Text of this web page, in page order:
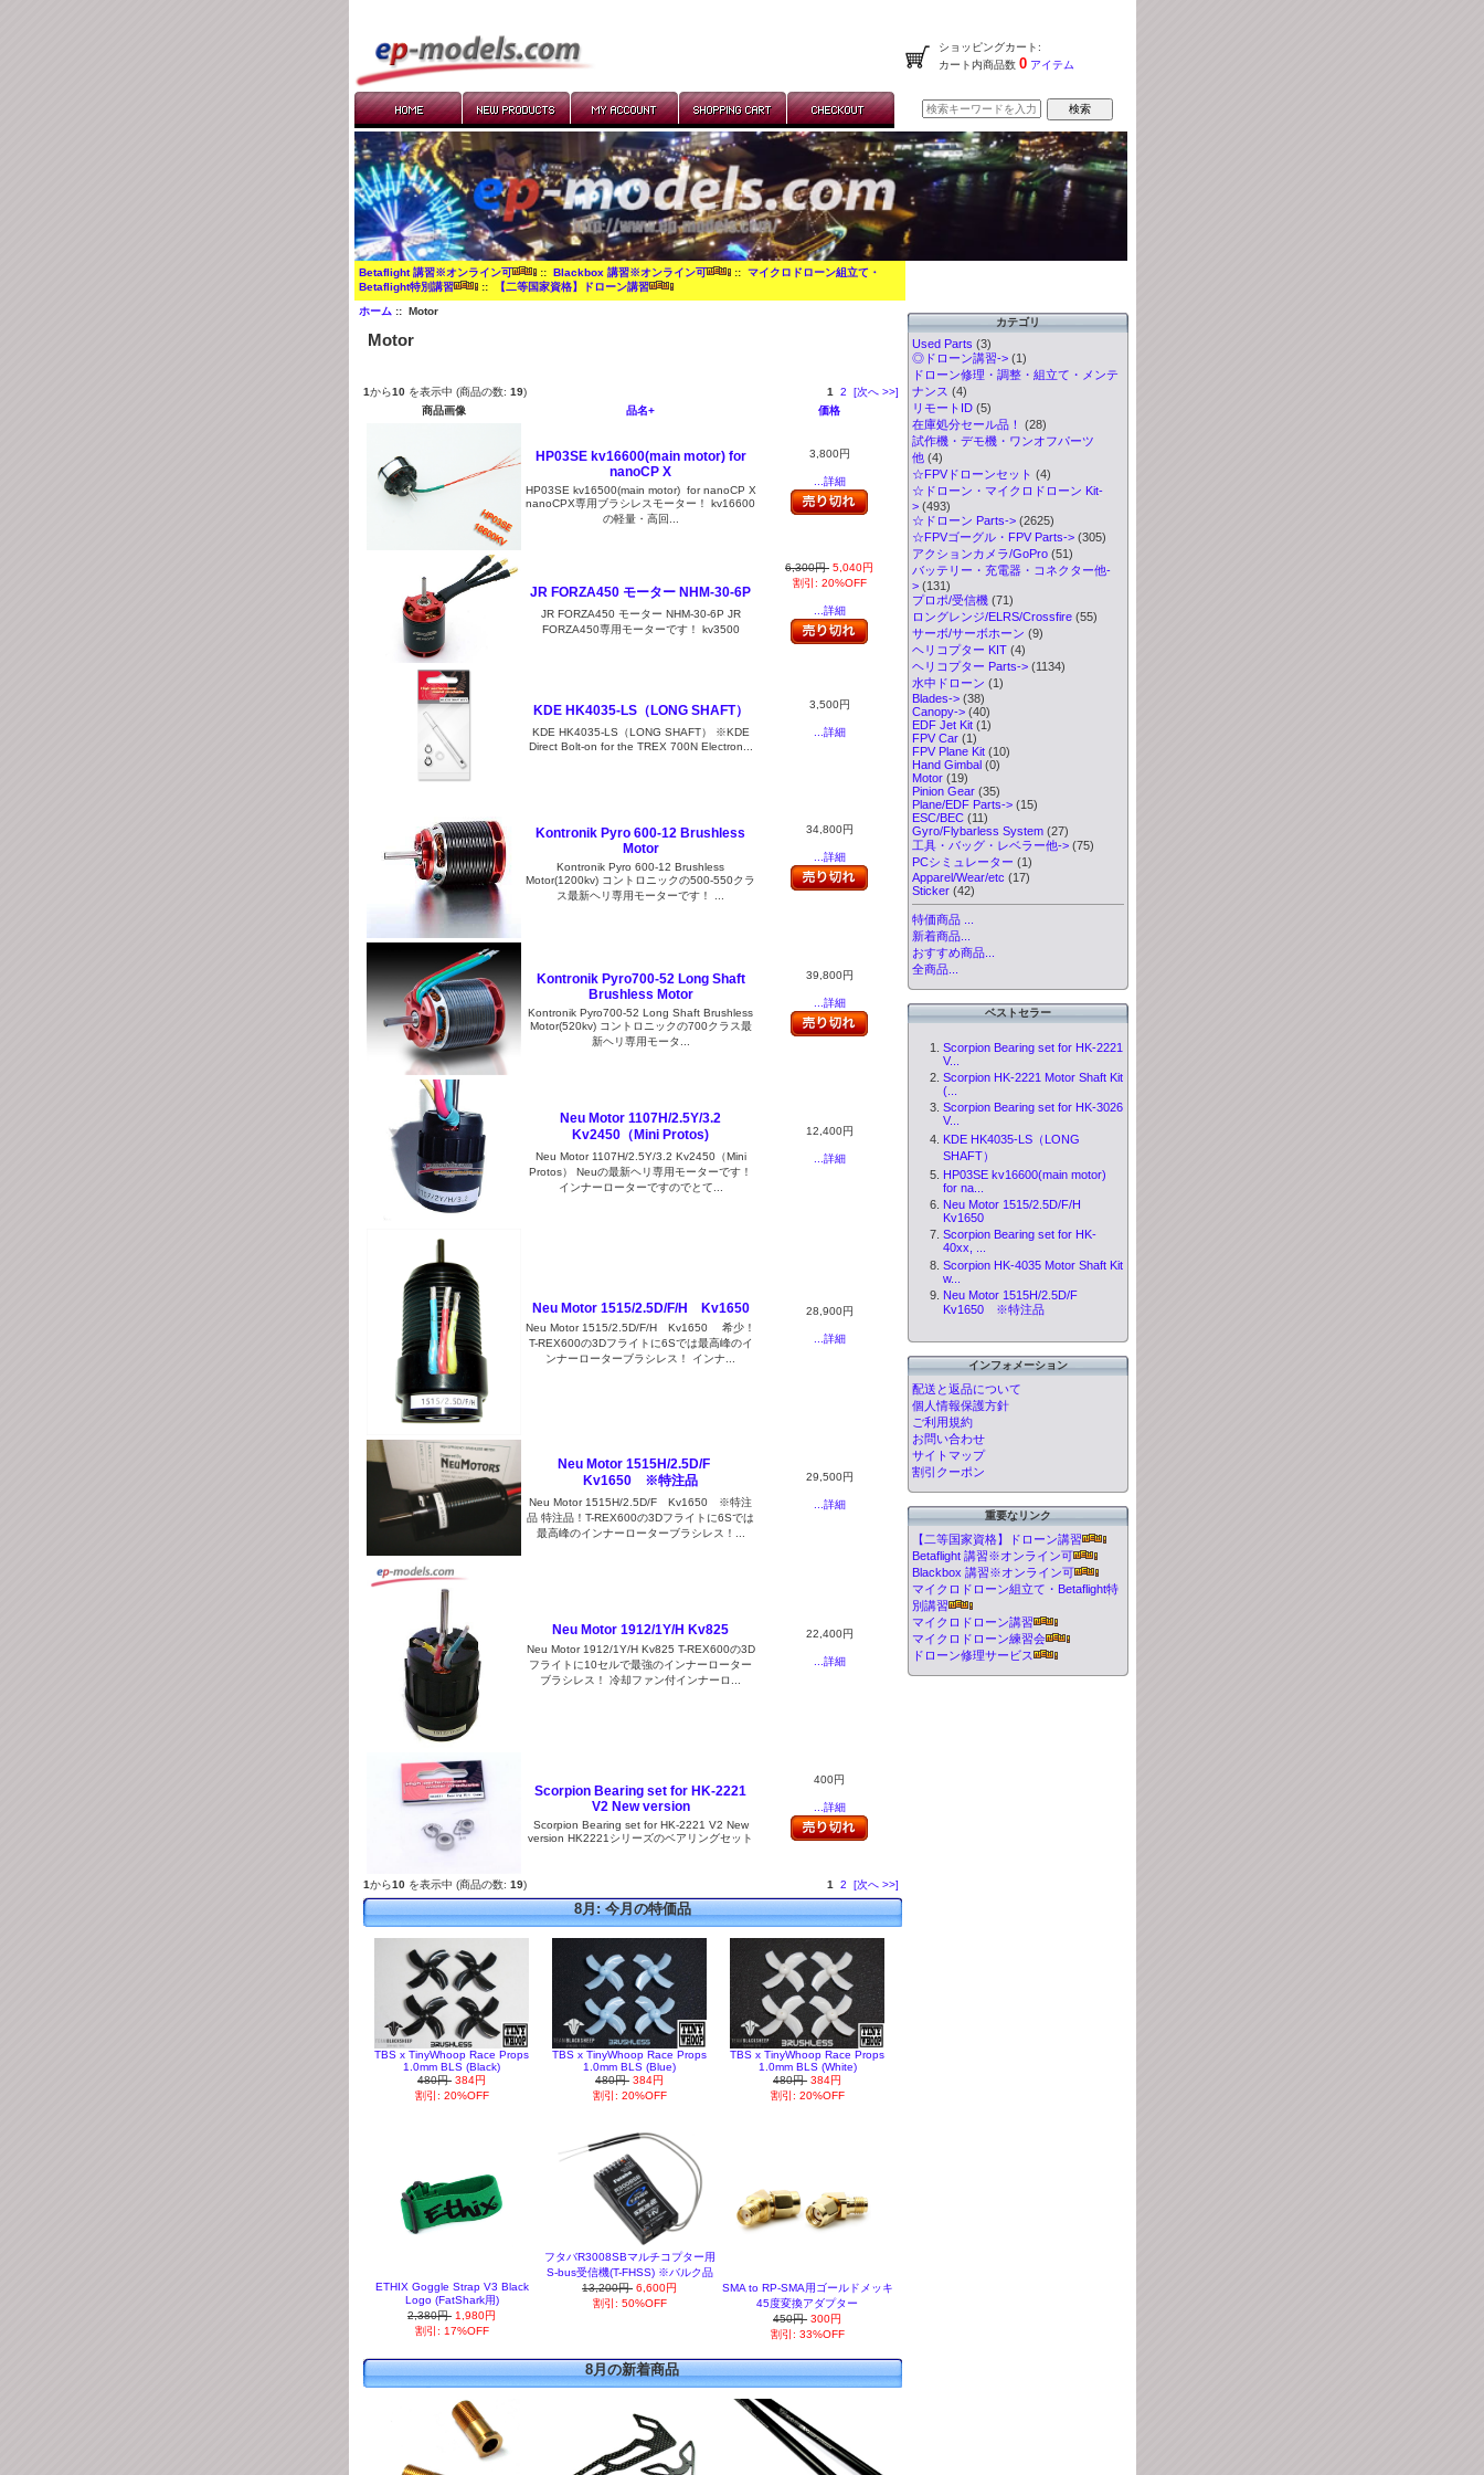
ショッピングカート:
カート内商品数 0アイテム
Betaflight 講習※オンライン可 ::Blackbox 講習※オンライン可 ::マイクロドローン組立て・
Betaflight特別講習
:: 【二等国家資格】ドローン講習
ホーム :: Motor
Motor
1から10を表示中 (商品の数: 19) 1 2
[次へ >>]
商品画像
品名+ 価格
HP03SE kv16600(main motor) for
nanoCP X
HP03SE kv16500(main motor) for nanoCP X
nanoCPX専用ブラシレスモーター！ kv16600
の軽量・高回...
3,800円
...詳細
JR FORZA450 モーター NHM-30-6P
JR FORZA450 モーター NHM-30-6P JR
FORZA450専用モーターです！ kv3500
6,300円 5,040円
割引: 20%OFF
...詳細
KDE HK4035-LS（LONG SHAFT）
KDE HK4035-LS（LONG SHAFT） ※KDE
Direct Bolt-on for the TREX 700N Electron...
3,500円
...詳細
Kontronik Pyro 600-12 Brushless
Motor
Kontronik Pyro 600-12 Brushless
Motor(1200kv) コントロニックの500-550クラ
ス最新ヘリ専用モーターです！ ...
34,800円
...詳細
Kontronik Pyro700-52 Long Shaft
Brushless Motor
Kontronik Pyro700-52 Long Shaft Brushless
Motor(520kv) コントロニックの700クラス最
新ヘリ専用モータ...
39,800円
...詳細
Neu Motor 1107H/2.5Y/3.2
Kv2450（Mini Protos)
Neu Motor 1107H/2.5Y/3.2 Kv2450（Mini
Protos） Neuの最新ヘリ専用モーターです！
インナーローターですのでとて...
12,400円
...詳細
Neu Motor 1515/2.5D/F/H Kv1650
Neu Motor 1515/2.5D/F/H Kv1650 希少！
T-REX600の3Dフライトに6Sでは最高峰のイ
ンナーローターブラシレス！ インナ...
28,900円
...詳細
Neu Motor 1515H/2.5D/F
Kv1650 ※特注品
Neu Motor 1515H/2.5D/F Kv1650 ※特注
品 特注品！T-REX600の3Dフライトに6Sでは
最高峰のインナーローターブラシレス！...
29,500円
...詳細
Neu Motor 1912/1Y/H Kv825
Neu Motor 1912/1Y/H Kv825 T-REX600の3D
フライトに10セルで最強のインナーローター
ブラシレス！ 冷却ファン付インナーロ...
22,400円
...詳細
Scorpion Bearing set for HK-2221
V2 New version
Scorpion Bearing set for HK-2221 V2 New
version HK2221シリーズのベアリングセット
400円
...詳細
1から10を表示中 (商品の数: 19) 1 2 [次へ >>]
8月: 今月の特価品
TBS x TinyWhoop Race Props
1.0mm BLS (Black)
480円 384円
割引: 20%OFF
TBS x TinyWhoop Race Props
1.0mm BLS (Blue)
480円 384円
割引: 20%OFF
TBS x TinyWhoop Race Props
1.0mm BLS (White)
480円 384円
割引: 20%OFF
ETHIX Goggle Strap V3 Black
Logo (FatShark用)
2,380円 1,980円
割引: 17%OFF
フタバR3008SBマルチコプター用
S-bus受信機(T-FHSS) ※バルク品
13,200円 6,600円
割引: 50%OFF
SMA to RP-SMA用ゴールドメッキ
45度変換アダプター
450円 300円
割引: 33%OFF
8月の新着商品
カテゴリ
Used Parts (3)
◎ドローン講習->(1)
ドローン修理・調整・組立て・メンテ
ナンス (4)
リモートID(5)
在庫処分セール品！
(28)
試作機・デモ機・ワンオフパーツ
他(4)
☆FPVドローンセット (4)
☆ドローン・マイクロドローン Kit-
>(493)
☆ドローン Parts->(2625)
☆FPVゴーグル・FPV Parts->(305)
アクションカメラ/GoPro(51)
バッテリー・充電器・コネクター他-
>(131)
プロポ/受信機(71)
ロングレンジ/ELRS/Crossfire(55)
サーボ/サーボホーン (9)
ヘリコプター KIT(4)
ヘリコプター Parts->(1134)
水中ドローン (1)
Blades->(38)
Canopy->(40)
EDF Jet Kit(1)
FPV Car(1)
FPV Plane Kit(10)
Hand Gimbal(0)
Motor(19)
Pinion Gear(35)
Plane/EDF Parts->(15)
ESC/BEC(11)
Gyro/Flybarless System(27)
工具・バッグ・レベラー他->(75)
PCシミュレーター (1)
Apparel/Wear/etc (17)
Sticker(42)
特価商品 ...
新着商品...
おすすめ商品...
全商品...
ベストセラー
Scorpion Bearing set for HK-2221
V...
Scorpion HK-2221 Motor Shaft Kit
(...
Scorpion Bearing set for HK-3026
V...
KDE HK4035-LS（LONG
SHAFT）
HP03SE kv16600(main motor)
for na...
Neu Motor 1515/2.5D/F/H
Kv1650
Scorpion Bearing set for HK-
40xx, ...
Scorpion HK-4035 Motor Shaft Kit
w...
Neu Motor 1515H/2.5D/F
Kv1650 ※特注品
インフォメーション
配送と返品について
個人情報保護方針
ご利用規約
お問い合わせ
サイトマップ
割引クーポン
重要なリンク
【二等国家資格】ドローン講習
Betaflight 講習※オンライン可
Blackbox 講習※オンライン可
マイクロドローン組立て・Betaflight特
別講習
マイクロドローン講習
マイクロドローン練習会
ドローン修理サービス